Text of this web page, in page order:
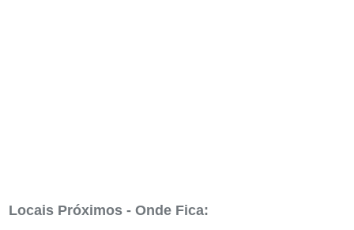
Locais Próximos - Onde Fica: